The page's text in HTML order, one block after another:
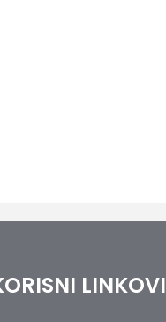
LINKOVI